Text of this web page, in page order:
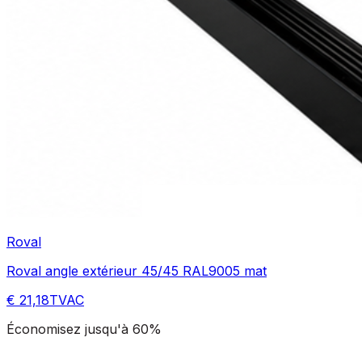
Roval
Roval angle extérieur 45/45 RAL9005 mat
€ 21,18TVAC
Économisez jusqu'à 60%